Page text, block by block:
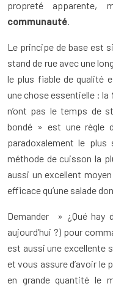
propreté
communauté.
Le principe de base est
stand de rue avec une
le plus fiable de qualité
une chose essentielle : la
n’ont pas le temps de
bondé » est une règle
paradoxalement le
méthode de cuisson la
aussi un excellent
efficace qu’une salade
Demander » ¿Qué hay
aujourd’hui ?) pour
est aussi une excellente
et vous assure d’avoir le
en grande quantité le